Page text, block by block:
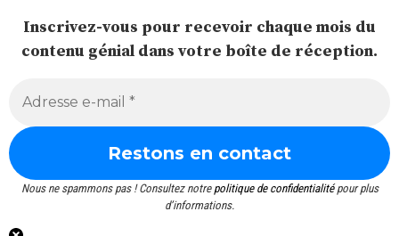
Inscrivez-vous pour recevoir chaque mois du
contenu génial dans votre boîte de réception.
Nous ne spammons pas ! Consultez notre politique de confidentialitépour plus
d’informations.